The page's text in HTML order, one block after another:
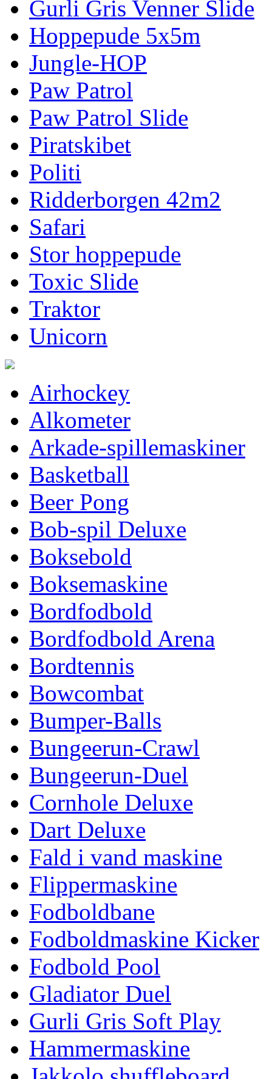
Gurli Gris Venner Slide
Hoppepude 5x5m
Jungle-HOP
Paw Patrol
Paw Patrol Slide
Piratskibet
Politi
Ridderborgen 42m2
Safari
Stor hoppepude
Toxic Slide
Traktor
Unicorn
Airhockey
Alkometer
Arkade-spillemaskiner
Basketball
Beer Pong
Bob-spil Deluxe
Boksebold
Boksemaskine
Bordfodbold
Bordfodbold Arena
Bordtennis
Bowcombat
Bumper-Balls
Bungeerun-Crawl
Bungeerun-Duel
Cornhole Deluxe
Dart Deluxe
Fald i vand maskine
Flippermaskine
Fodboldbane
Fodboldmaskine Kicker
Fodbold Pool
Gladiator Duel
Gurli Gris Soft Play
Hammermaskine